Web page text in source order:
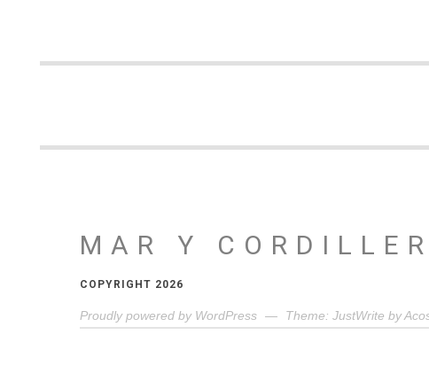
MAR Y
COPYRIGHT 2026
Proudly powered by WordPress — Theme: JustWrite by